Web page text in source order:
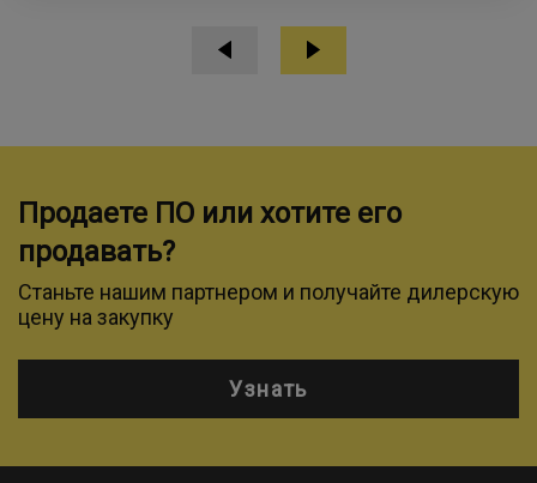
Продаете ПО или хотите его
продавать?
Станьте нашим партнером и получайте дилерскую
цену на закупку
Узнать